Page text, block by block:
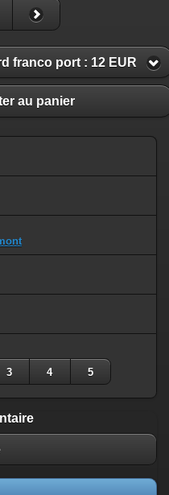
franco port : 12 EUR
au panier
3 4 5